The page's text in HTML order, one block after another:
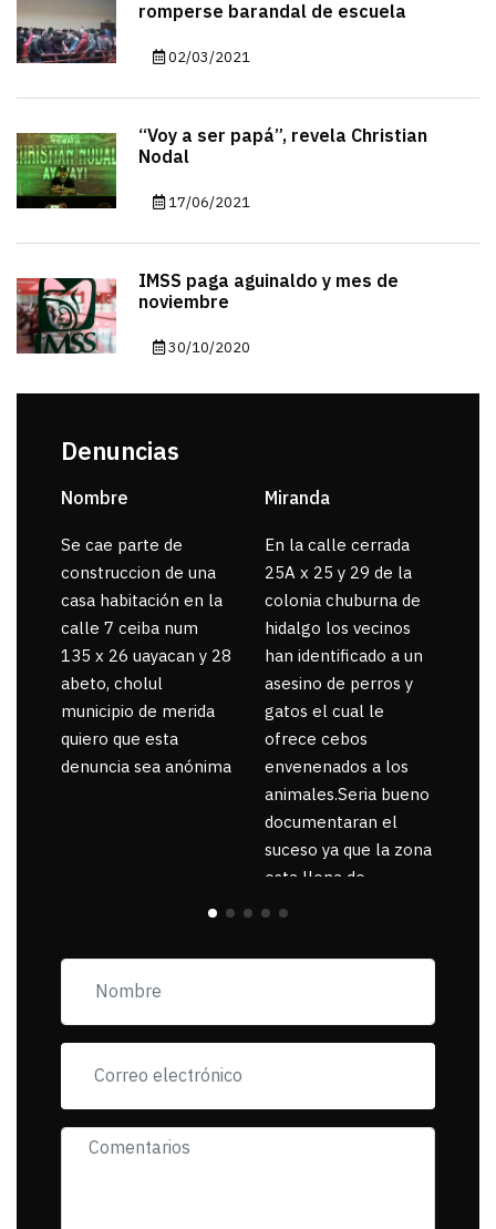
romperse barandal de escuela
02/03/2021
“Voy a ser papá”, revela Christian
Nodal
17/06/2021
IMSS paga aguinaldo y mes de
noviembre
30/10/2020
Denuncias
Nombre
Se cae parte de
construccion de una
casa habitación en la
calle 7 ceiba num
135 x 26 uayacan y 28
abeto, cholul
municipio de merida
quiero que esta
denuncia sea anónima
Miranda
En la calle cerrada
25A x 25 y 29 de la
colonia chuburna de
hidalgo los vecinos
han identificado a un
asesino de perros y
gatos el cual le
ofrece cebos
envenenados a los
animales.Seria bueno
documentaran el
suceso ya que la zona
esta llena de
pancartas de
exigiendo al asesino
muerta.